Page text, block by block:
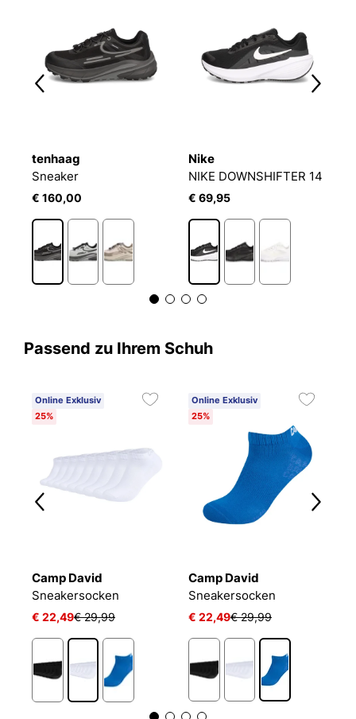
tenhaag
Sneaker
€ 160,00
Nike
NIKE DOWNSHIFTER 14
€ 69,95
Passend zu Ihrem Schuh
Online Exklusiv
25%
Camp David
Sneakersocken
€ 22,49€ 29,99
Online Exklusiv
25%
Camp David
Sneakersocken
€ 22,49€ 29,99